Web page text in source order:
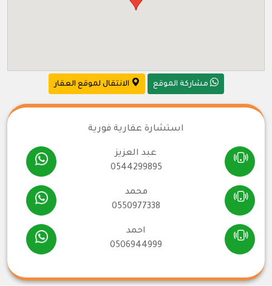
مشاركة الموقع الانتقال لموقع العقار
استشارة عقارية فورية
عبد العزيز
0544299895
محمد
0550977338
احمد
0506944999